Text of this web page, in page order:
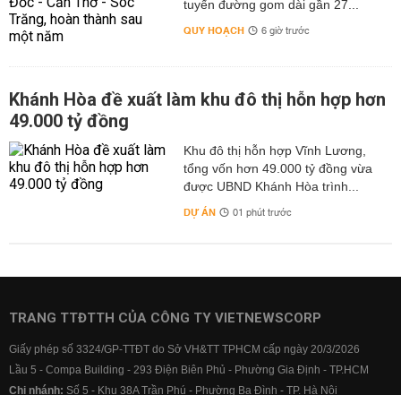
tuyến đường gom dài gần 27...
QUY HOẠCH 6 giờ trước
Khánh Hòa đề xuất làm khu đô thị hỗn hợp hơn
49.000 tỷ đồng
Khu đô thị hỗn hợp Vĩnh Lương,
tổng vốn hơn 49.000 tỷ đồng vừa
được UBND Khánh Hòa trình...
DỰ ÁN 01 phút trước
TRANG TTĐTTH CỦA CÔNG TY VIETNEWSCORP
Giấy phép số 3324/GP-TTĐT do Sở VH&TT TPHCM cấp ngày 20/3/2026
Lầu 5 - Compa Building - 293 Điện Biên Phủ - Phường Gia Định - TP.HCM
Chi nhánh: Số 5 - Khu 38A Trần Phú - Phường Ba Đình - TP. Hà Nội